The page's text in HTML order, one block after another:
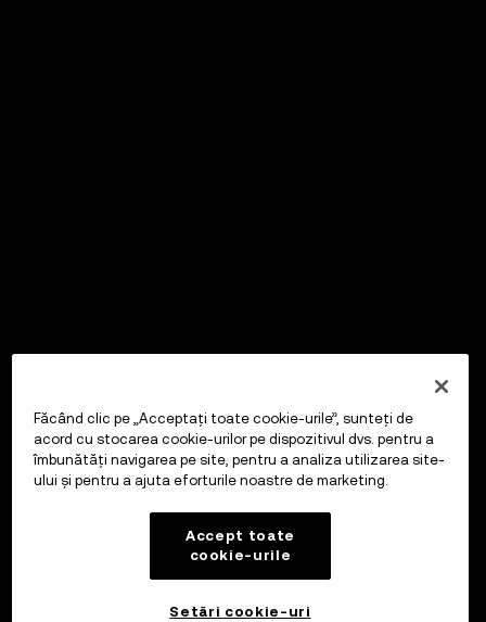
Făcând clic pe „Acceptați toate cookie-urile”, sunteți de
acord cu stocarea cookie-urilor pe dispozitivul dvs. pentru a
îmbunătăți navigarea pe site, pentru a analiza utilizarea site-
ului și pentru a ajuta eforturile noastre de marketing.
Accept toate
cookie-urile
Setări cookie-uri